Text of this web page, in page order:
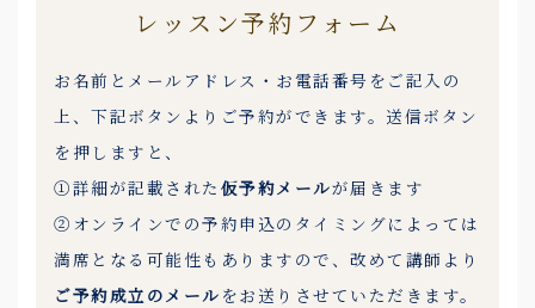
レッスン予約フォーム
お名前とメールアドレス・お電話番号をご記入の
上、下記ボタンよりご予約ができます。送信ボタン
を押しますと、
①詳細が記載された 仮予約メールが届きます
②オンラインでの予約申込のタイミングによっては
満席となる可能性もありますので、改めて講師より
ご予約成立のメール をお送りさせていただきます。